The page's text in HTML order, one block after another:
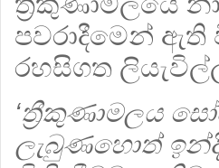
පවරාදීමෙන් ඇති
රහසිගත
‘ත්‍රීකුණාමලය
ලැබුණහොත්